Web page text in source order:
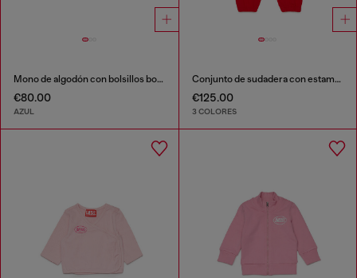
Mono de algodón con bolsillos bordados
€80.00
AZUL
Conjunto de sudadera con estampado de logo
€125.00
3 COLORES